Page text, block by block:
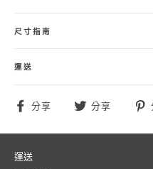
尺寸指南
運送
分享 分享
運送